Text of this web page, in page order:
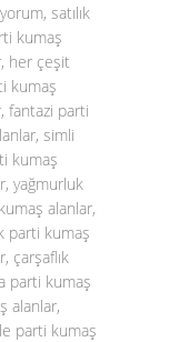
satılık
kumaş
her çeşit
kumaş
fantazi parti
simli
kumaş
yağmurluk
alanlar,
parti kumaş
çarşaflık
parti kumaş
alanlar,
parti kumaş